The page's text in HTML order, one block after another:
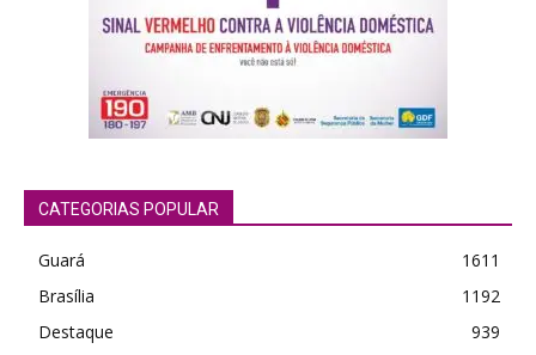
CATEGORIAS POPULAR
Guará
1611
Brasília
1192
Destaque
939